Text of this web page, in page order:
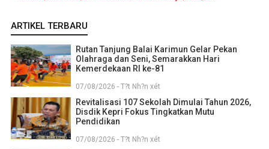
ARTIKEL TERBARU
Rutan Tanjung Balai Karimun Gelar Pekan
Olahraga dan Seni, Semarakkan Hari
Kemerdekaan RI ke-81
07/08/2026 - T?t Nh?n xét
Revitalisasi 107 Sekolah Dimulai Tahun 2026,
Disdik Kepri Fokus Tingkatkan Mutu
Pendidikan
07/08/2026 - T?t Nh?n xét